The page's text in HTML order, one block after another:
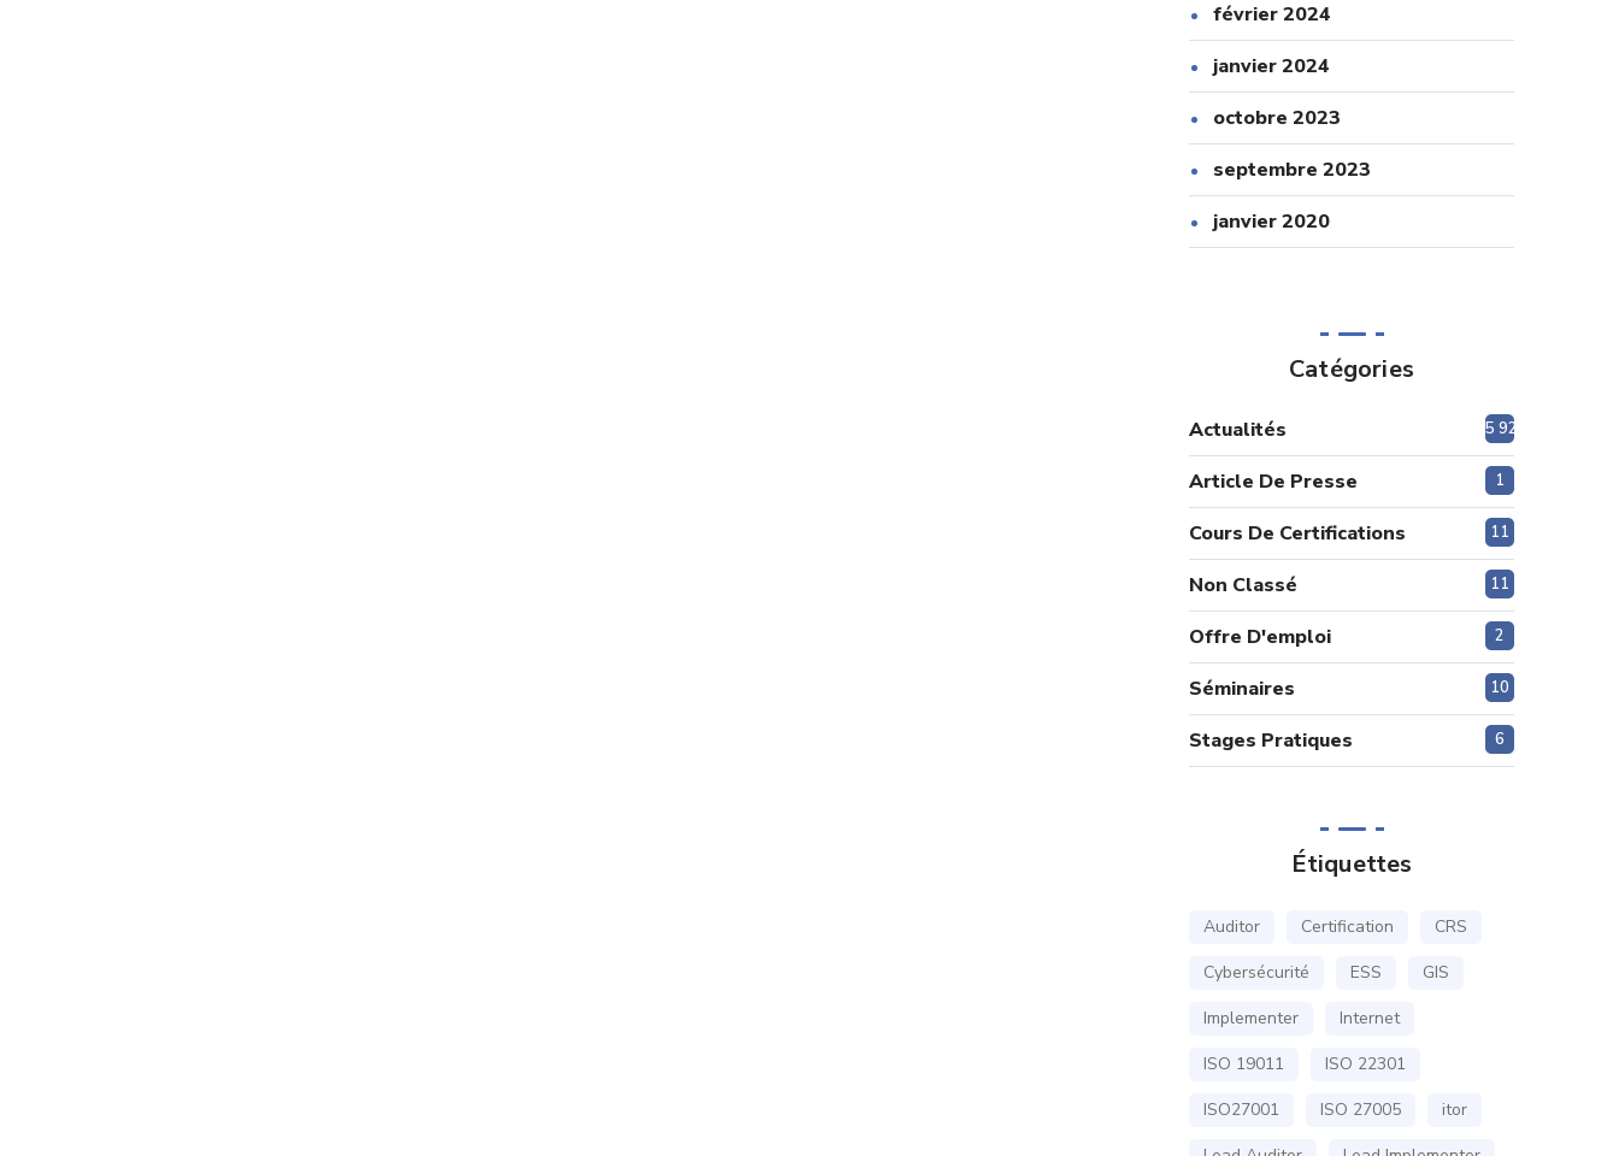
février 2024
janvier 2024
octobre 2023
septembre 2023
janvier 2020
Catégories
Actualités 5 920
Article De Presse 1
Cours De Certifications 11
Non Classé 11
Offre D'emploi 2
Séminaires 10
Stages Pratiques 6
Étiquettes
Auditor Certification
CRS
Cybersécurité
ESS
GIS
Implementer
Internet
ISO 19011
ISO 22301
ISO27001
ISO 27005
itor